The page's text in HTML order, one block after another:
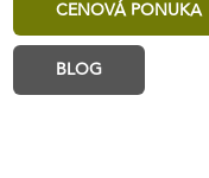
CENOVÁ PONUKA
BLOG